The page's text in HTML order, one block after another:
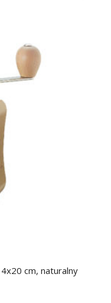
cm, naturalny